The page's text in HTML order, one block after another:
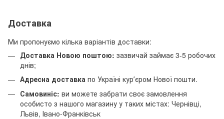
Доставка
Ми пропонуємо кілька варіантів доставки:
Доставка Новою поштою: зазвичай займає 3-5 робочих
днів;
Адресна доставка по Україні курʼєром Нової пошти.
Самовиніс: ви можете забрати своє замовлення
особисто з нашого магазину у таких містах: Чернівці,
Львів, Івано-Франківськ